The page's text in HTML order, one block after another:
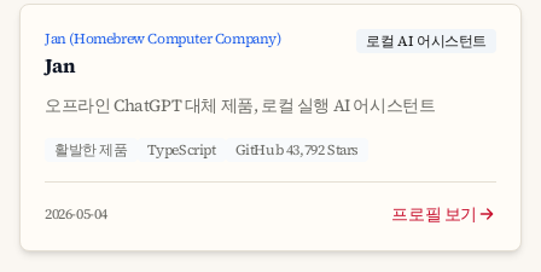
Jan (Homebrew Computer Company)
Jan
로컬 AI 어시스턴트
오프라인 ChatGPT 대체 제품, 로컬 실행 AI 어시스턴트
활발한 제품 TypeScript GitHub 43,792 Stars
2026-05-04 프로필 보기